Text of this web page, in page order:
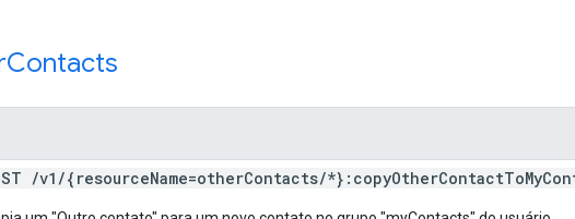
Contacts
/v1 /{resourceName=otherContacts/*}:copyOtherContactToMy